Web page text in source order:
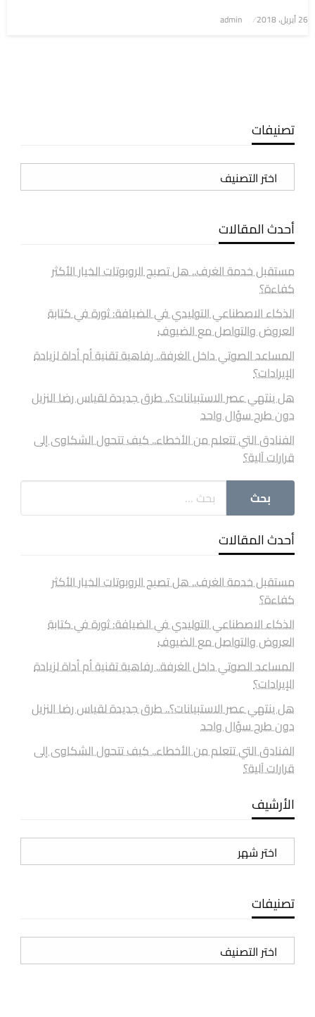
نُشر
26 أبريل، 2018 admin
تصنيفات
تصنيفات
أحدث المقالات
مستقبل خدمة الغرف.. هل تصبح الروبوتات الخيار الأكثر
كفاءة؟
الذكاء الاصطناعي التوليدي في الضيافة: ثورة في كتابة
العروض والتواصل مع الضيوف
المساعد الصوتي داخل الغرفة.. رفاهية تقنية أم أداة لزيادة
الإيرادات؟
هل ينتهي عصر الاستبيانات؟.. طرق جديدة لقياس رضا النزيل
دون طرح سؤال واحد
الفنادق التي تتعلم من الأخطاء.. كيف تتحول الشكاوى إلى
قرارات آلية؟
أحدث المقالات
مستقبل خدمة الغرف.. هل تصبح الروبوتات الخيار الأكثر
كفاءة؟
الذكاء الاصطناعي التوليدي في الضيافة: ثورة في كتابة
العروض والتواصل مع الضيوف
المساعد الصوتي داخل الغرفة.. رفاهية تقنية أم أداة لزيادة
الإيرادات؟
هل ينتهي عصر الاستبيانات؟.. طرق جديدة لقياس رضا النزيل
دون طرح سؤال واحد
الفنادق التي تتعلم من الأخطاء.. كيف تتحول الشكاوى إلى
قرارات آلية؟
الأرشيف
الأرشيف
تصنيفات
تصنيفات